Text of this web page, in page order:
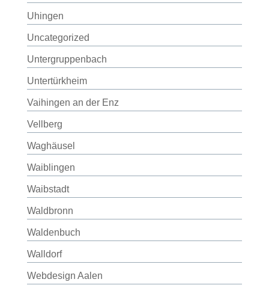
Uhingen
Uncategorized
Untergruppenbach
Untertürkheim
Vaihingen an der Enz
Vellberg
Waghäusel
Waiblingen
Waibstadt
Waldbronn
Waldenbuch
Walldorf
Webdesign Aalen